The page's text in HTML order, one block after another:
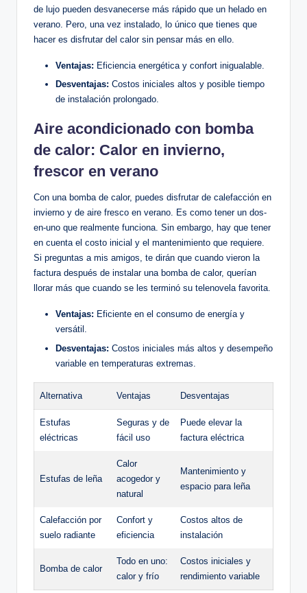
de lujo pueden desvanecerse más rápido que un helado en
verano. Pero, una vez instalado, lo único que tienes que
hacer es disfrutar del calor ⁣sin pensar más en ello.
Ventajas: Eficiencia energética y confort inigualable.
Desventajas: Costos iniciales ⁢altos y posible tiempo
de instalación prolongado.
Aire acondicionado ⁣con bomba
de calor: Calor en invierno,⁢
frescor‌ en verano
Con una bomba de calor, ⁤puedes disfrutar de ​calefacción en
invierno y ⁢de ​aire fresco en verano. ‌Es como tener un dos-
en-uno que realmente funciona. Sin embargo,‍ hay que tener
en cuenta el costo inicial ⁤y el mantenimiento que requiere.
Si preguntas a mis amigos, te⁤ dirán que cuando vieron⁤ la
factura después de ​instalar una ⁢bomba de calor, querían
‌llorar más que cuando se les terminó su telenovela favorita.
Ventajas: Eficiente en el consumo de energía y
versátil.
Desventajas: Costos iniciales⁢ más altos y desempeño
variable en temperaturas extremas.
Alternativa Ventajas Desventajas
Estufas
eléctricas
Seguras ⁢y de
fácil uso
Puede elevar ⁣la
factura eléctrica
Estufas de leña
Calor
acogedor y
natural
Mantenimiento‌ y
espacio para‍ leña
Calefacción por⁣
suelo⁤ radiante
Confort y
eficiencia
Costos altos de
instalación
Bomba de calor
Todo en uno:​
calor y frío
Costos iniciales y ​
rendimiento variable